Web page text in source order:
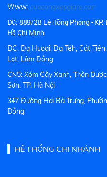
Www: cuacongxepgiare.com
ĐC: 889/2B Lê Hồng Phong - KP.
Hồ Chí Minh
ĐC: Đạ Huoai, Đạ Tẻh, Cát
Lạt, Lâm Đồng
CN5: Xóm Cây Xanh, Thôn
Sơn, TP. Hà Nội
347 Đường Hai Bà Trưng,
Đồng
HỆ THỐNG CHI NHÁNH